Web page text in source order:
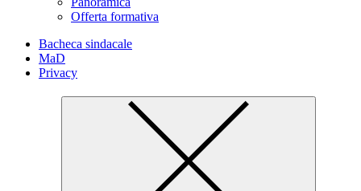
Offerta formativa
Bacheca sindacale
MaD
Privacy